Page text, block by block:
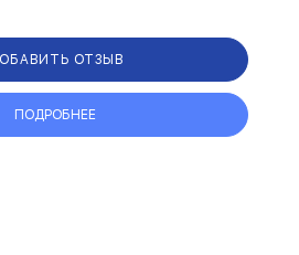
СТРОИТЕЛЬСТВО И РЕМОНТ
ОТЗЫВ
ПОДРОБНЕЕ